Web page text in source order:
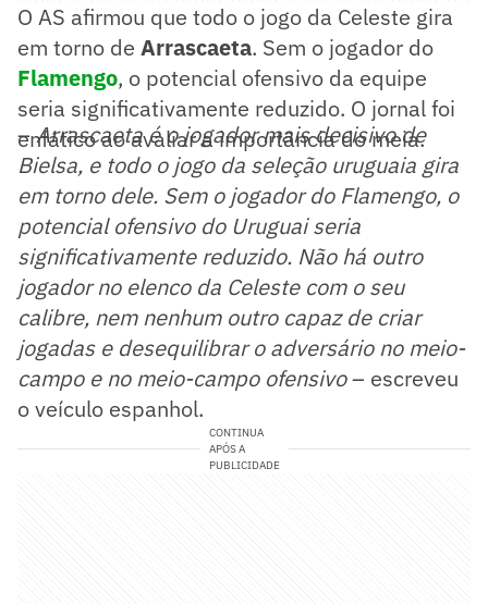
O AS afirmou que todo o jogo da Celeste gira
em torno de Arrascaeta. Sem o jogador do
Flamengo, o potencial ofensivo da equipe
seria significativamente reduzido. O jornal foi
enfático ao avaliar a importância do meia.
–Arrascaeta é o jogador mais decisivo de
Bielsa, e todo o jogo da seleção uruguaia gira
em torno dele. Sem o jogador do Flamengo, o
potencial ofensivo do Uruguai seria
significativamente reduzido. Não há outro
jogador no elenco da Celeste com o seu
calibre, nem nenhum outro capaz de criar
jogadas e desequilibrar o adversário no meio-
campo e no meio-campo ofensivo– escreveu
o veículo espanhol.
CONTINUA
APÓS A
PUBLICIDADE